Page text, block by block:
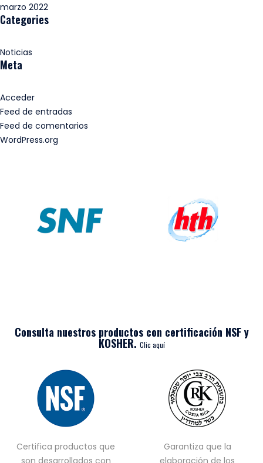
marzo 2022
Categories
Noticias
Meta
Acceder
Feed de entradas
Feed de comentarios
WordPress.org
Consulta nuestros productos con certificación NSF y
KOSHER. Clic aquí
Certifica productos que
Garantiza que la